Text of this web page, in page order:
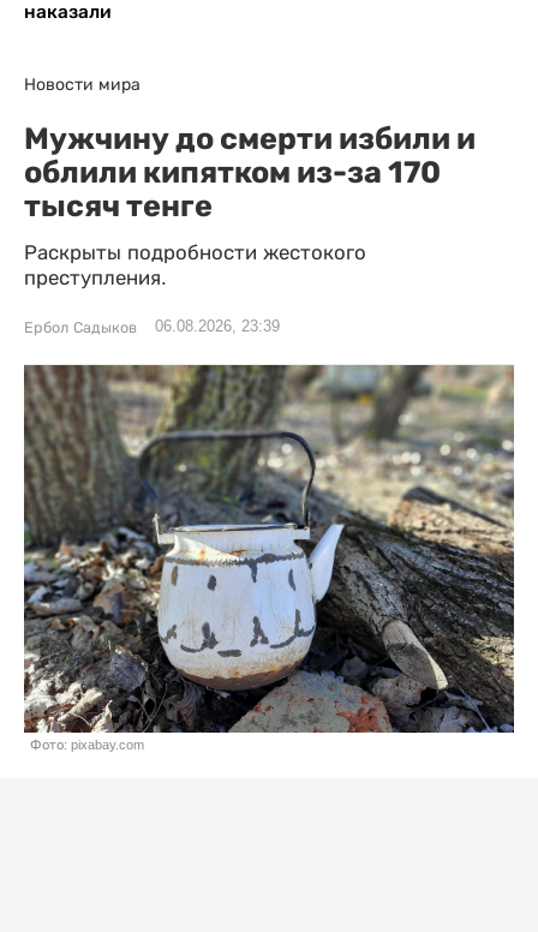
наказали
Новости мира
Мужчину до смерти избили и
облили кипятком из-за 170
тысяч тенге
Раскрыты подробности жестокого
преступления.
Ербол Садыков 06.08.2026, 23:39
Фото: pixabay.com